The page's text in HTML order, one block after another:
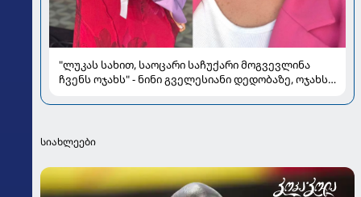
"ლუკას სახით, საოცარი საჩუქარი მოგვევლინა
ჩვენს ოჯახს" - ნინი გველესიანი დედობაზე, ოჯახსა
სიახლეები